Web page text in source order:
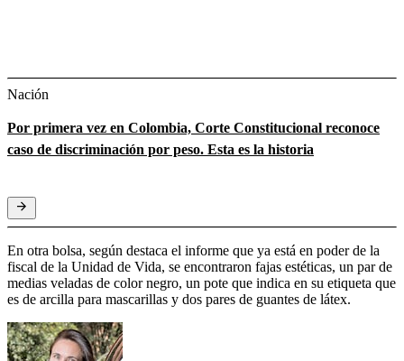
Nación
Por primera vez en Colombia, Corte Constitucional reconoce
caso de discriminación por peso. Esta es la historia
En otra bolsa, según destaca el informe que ya está en poder de la
fiscal de la Unidad de Vida, se encontraron fajas estéticas, un par de
medias veladas de color negro, un pote que indica en su etiqueta que
es de arcilla para mascarillas y dos pares de guantes de látex.